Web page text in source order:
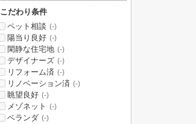
こだわり条件
ペット相談 (-)
陽当り良好 (-)
閑静な住宅地 (-)
デザイナーズ (-)
リフォーム済 (-)
リノベーション済 (-)
眺望良好 (-)
メゾネット (-)
ベランダ (-)